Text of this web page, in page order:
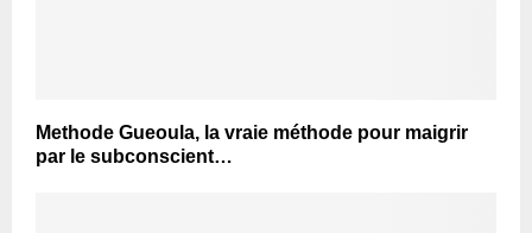
Methode Gueoula, la vraie méthode pour maigrir
par le subconscient…